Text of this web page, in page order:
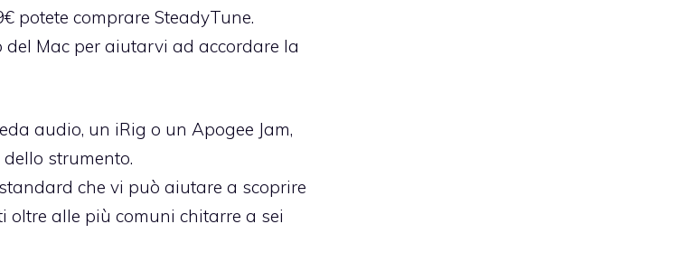
potete comprare SteadyTune.
del Mac per aiutarvi ad accordare la
audio, un iRig o un Apogee Jam,
strumento.
che vi può aiutare a scoprire
alle più comuni chitarre a sei